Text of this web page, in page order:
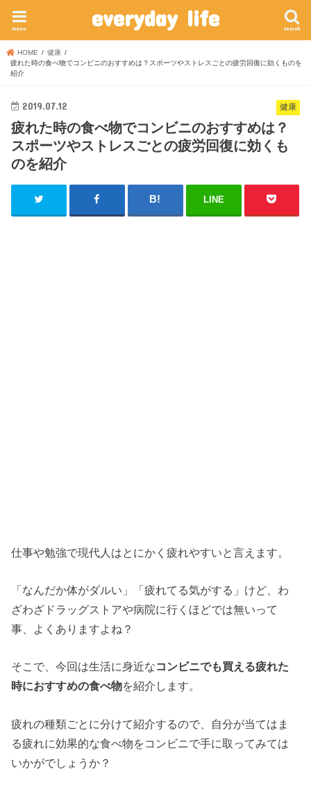
everyday life search
menu
HOME
健康
疲れた時の食べ物でコンビニのおすすめは？スポーツやストレスごとの疲労回復に効くものを
紹介
健康
2019.07.12
疲れた時の食べ物でコンビニのおすすめは？
スポーツやストレスごとの疲労回復に効くも
のを紹介
LINE
仕事や勉強で現代人はとにかく疲れやすいと言えます。
「なんだか体がダルい」「疲れてる気がする」けど、わ
ざわざドラッグストアや病院に行くほどでは無いって
事、よくありますよね？
そこで、今回は生活に身近なコンビニでも買える疲れた
時におすすめの食べ物を紹介します。
疲れの種類ごとに分けて紹介するので、自分が当てはま
る疲れに効果的な食べ物をコンビニで手に取ってみては
いかがでしょうか？